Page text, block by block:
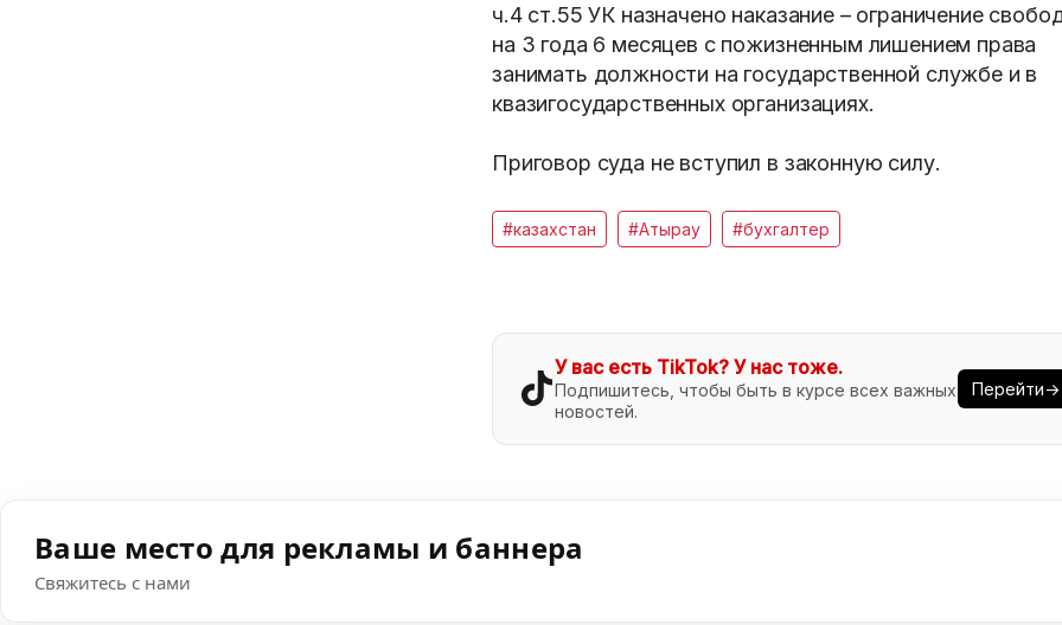
ч.4 ст.55 УК назначено наказание – ограничение
на 3 года 6 месяцев с пожизненным лишением права
занимать должности на государственной службе и в
квазигосударственных организациях.
Приговор суда не вступил в законную силу.
#казахстан #Атырау #бухгалтер
У вас есть TikTok? У нас тоже.
Подпишитесь, чтобы быть в курсе всех важных
новостей.
Перейти→
Ваше место для рекламы и баннера
Свяжитесь с нами